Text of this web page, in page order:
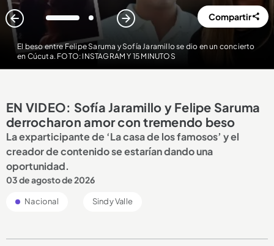
El beso entre Felipe Saruma y Sofía Jaramillo se dio en un concierto
en Cúcuta. FOTO: INSTAGRAM Y 15 MINUTOS
1 2 Compartir
EN VIDEO: Sofía Jaramillo y Felipe Saruma
derrocharon amor con tremendo beso
La exparticipante de ‘La casa de los famosos’ y el
creador de contenido se estarían dando una
oportunidad.
03 de agosto de 2026
Nacional Sindy Valle